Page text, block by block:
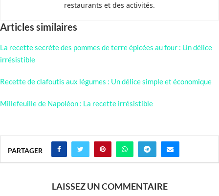
restaurants et des activités.
Articles similaires
La recette secrète des pommes de terre épicées au four : Un délice
irrésistible
Recette de clafoutis aux légumes : Un délice simple et économique
Millefeuille de Napoléon : La recette irrésistible
PARTAGER
LAISSEZ UN COMMENTAIRE